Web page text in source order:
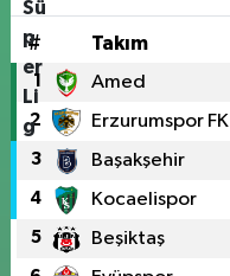
# Takım
1 Amed
2 Erzurumspor FK
3 Başakşehir
4 Kocaelispor
5 Beşiktaş